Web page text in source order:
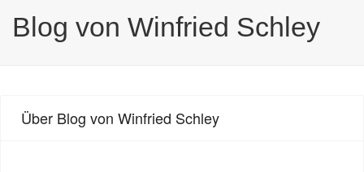
Blog von Winfried Schley
Über Blog von Winfried Schley